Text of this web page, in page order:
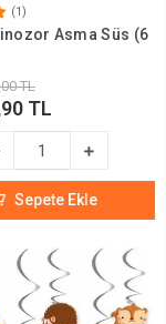
(1)
Asma Süs (6
TL
TL
Sepete Ekle